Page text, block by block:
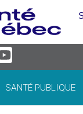
SANTÉ PUBLIQUE